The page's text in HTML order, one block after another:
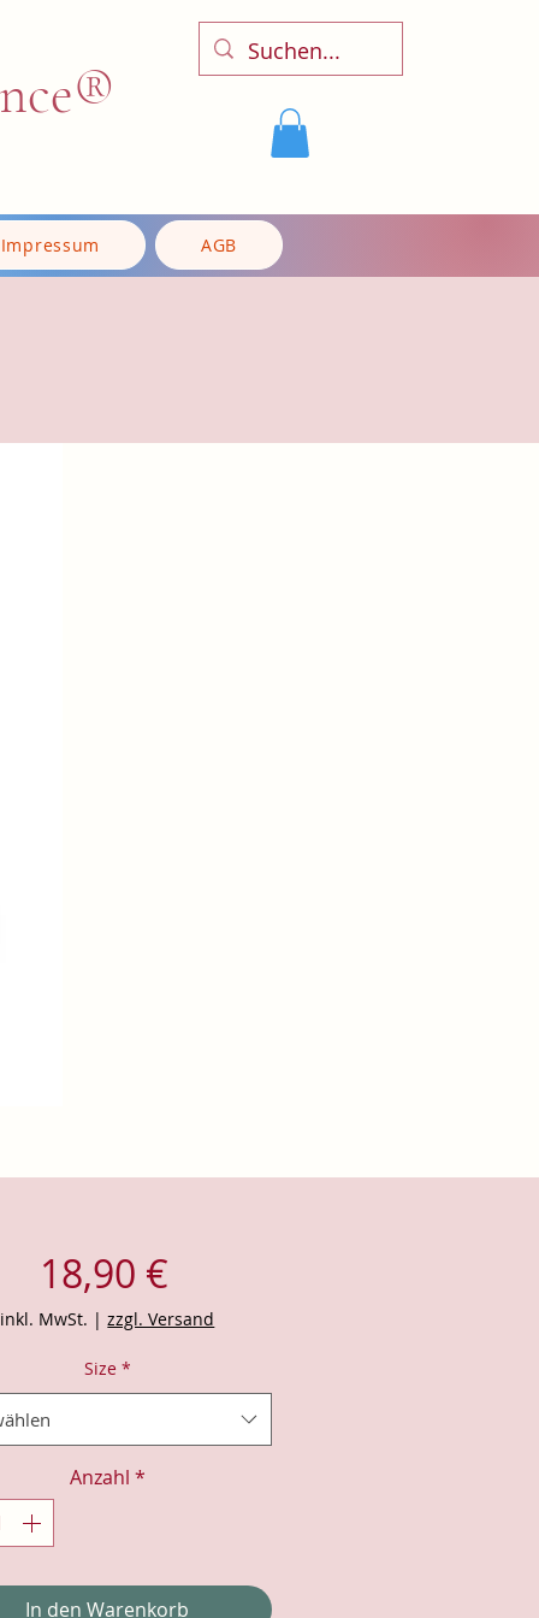
Impressum AGB
18,90 €
inkl. MwSt. |zzgl. Versand
Size *
Anzahl *
In den Warenkorb